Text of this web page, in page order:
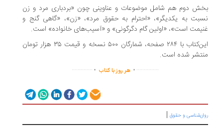
دوم هم شامل موضوعات و عناوینی چون «بردباری مرد و زن
به یکدیگر»، «احترام به حقوق مرد»، «زن»، «گاهی گنج و
است»، «اولین گام دگرگونی» و «آسیب‌های خانواده» است.
این‌کتاب با ۲۸۴ صفحه، شمارگان ۵۰۰ نسخه و قیمت ۳۵ هزار تومان
شده است.
...............
. هر روز با کتاب.
..............
و حقوق|